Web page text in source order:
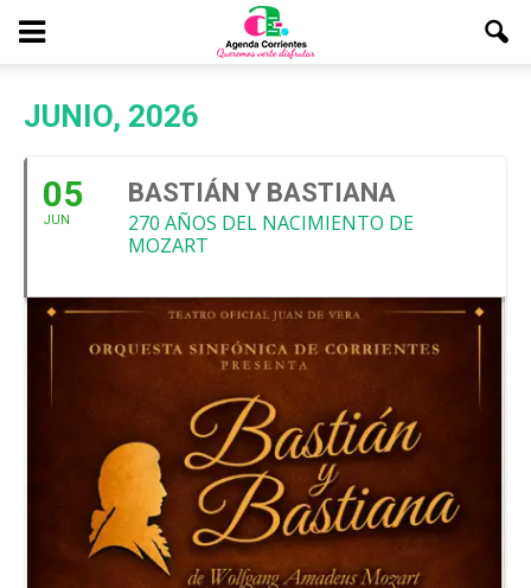
JUNIO, 2026
05
JUN
BASTIÁN Y BASTIANA
270 AÑOS DEL NACIMIENTO DE
MOZART